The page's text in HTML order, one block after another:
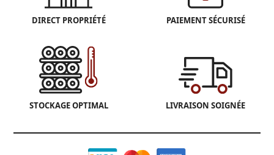
DIRECT PROPRIÉTÉ PAIEMENT SÉCURISÉ
STOCKAGE OPTIMAL LIVRAISON SOIGNÉE